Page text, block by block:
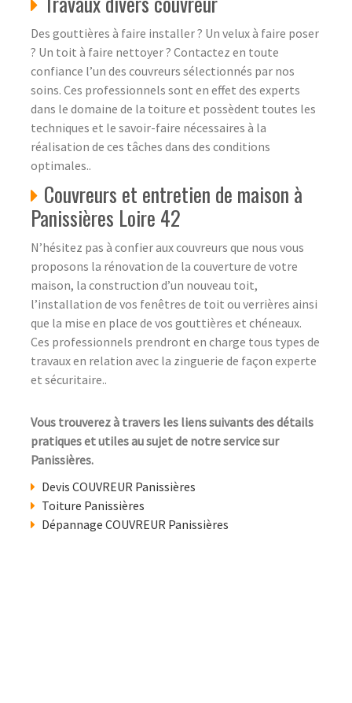
Des gouttières à faire installer ? Un velux à faire poser
? Un toit à faire nettoyer ? Contactez en toute
confiance l’un des couvreurs sélectionnés par nos
soins. Ces professionnels sont en effet des experts
dans le domaine de la toiture et possèdent toutes les
techniques et le savoir-faire nécessaires à la
réalisation de ces tâches dans des conditions
optimales..
Couvreurs et entretien de maison à
Panissières Loire 42
N’hésitez pas à confier aux couvreurs que nous vous
proposons la rénovation de la couverture de votre
maison, la construction d’un nouveau toit,
l’installation de vos fenêtres de toit ou verrières ainsi
que la mise en place de vos gouttières et chéneaux.
Ces professionnels prendront en charge tous types de
travaux en relation avec la zinguerie de façon experte
et sécuritaire..
Vous trouverez à travers les liens suivants des détails
pratiques et utiles au sujet de notre service sur
Panissières.
Devis COUVREUR Panissières
Toiture Panissières
Dépannage COUVREUR Panissières